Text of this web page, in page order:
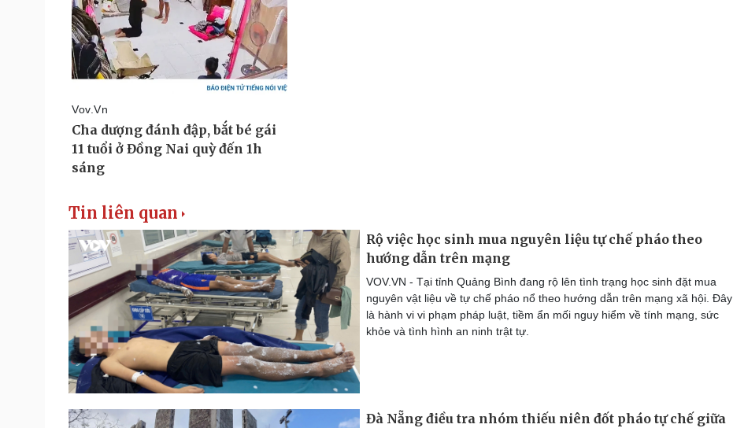
Tin liên quan
Rộ việc học sinh mua nguyên liệu tự chế pháo theo
hướng dẫn trên mạng
VOV.VN - Tại tỉnh Quảng Bình đang rộ lên tình trạng học sinh đặt mua
nguyên vật liệu về tự chế pháo nổ theo hướng dẫn trên mạng xã hội. Đây
là hành vi vi phạm pháp luật, tiềm ẩn mối nguy hiểm về tính mạng, sức
khỏe và tình hình an ninh trật tự.
Đà Nẵng điều tra nhóm thiếu niên đốt pháo tự chế giữa